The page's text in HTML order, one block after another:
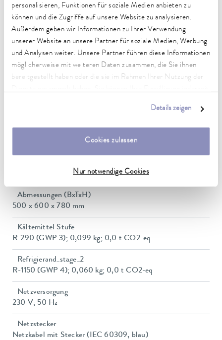
personalisieren, Funktionen für soziale Medien anbieten zu
können und die Zugriffe auf unsere Website zu analysieren.
Außerdem geben wir Informationen zu Ihrer Verwendung
unserer Website an unsere Partner für soziale Medien, Werbung
und Analysen weiter. Unsere Partner führen diese Informationen
möglicherweise mit weiteren Daten zusammen, die Sie ihnen
bereitgestellt haben oder die sie im Rahmen Ihrer Nutzung der
Details zeigen
Cookies zulassen
Nur notwendige Cookies
Temperaturkonstanz
0,01 ± K
Heizleistung max.
3,6 kW
Leistungsaufnahme max.
3,7 kW
Abmessungen (BxTxH)
500 x 600 x 780 mm
Kältemittel Stufe
R-290 (GWP 3); 0,099 kg; 0,0 t CO2-eq
Refrigierand_stage_2
R-1150 (GWP 4); 0,060 kg; 0,0 t CO2-eq
Netzversorgung
230 V; 50 Hz
Netzstecker
Netzkabel mit Stecker (IEC 60309, blau)